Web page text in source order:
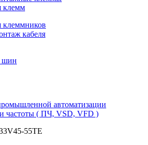
клемм
клеммников
кабеля
шин
автоматизации
частоты ( ПЧ, VSD, VFD )
55TE